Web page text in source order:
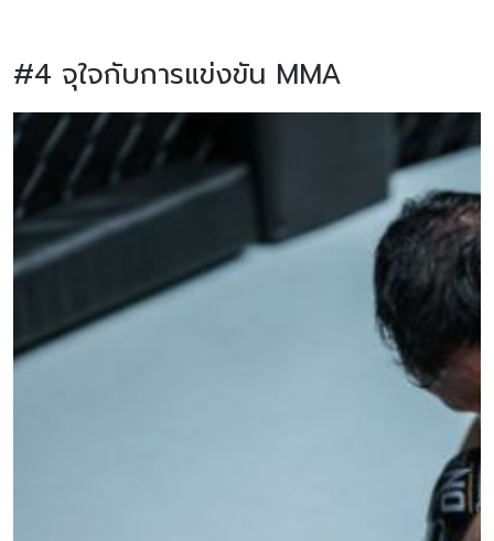
#4 จุใจกับการแข่งขัน MMA